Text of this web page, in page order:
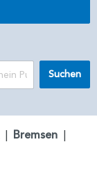
Suchen
| Bremsen |